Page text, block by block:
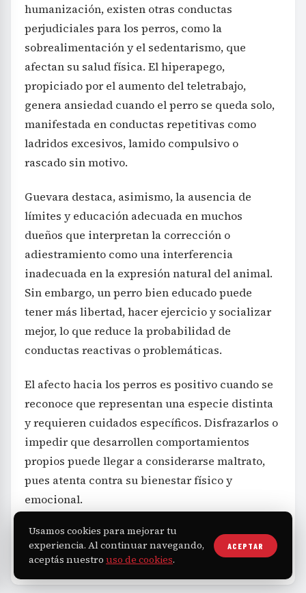
humanización, existen otras conductas
perjudiciales para los perros, como la
sobrealimentación y el sedentarismo, que
afectan su salud física. El hiperapego,
propiciado por el aumento del teletrabajo,
genera ansiedad cuando el perro se queda solo,
manifestada en conductas repetitivas como
ladridos excesivos, lamido compulsivo o
rascado sin motivo.
Guevara destaca, asimismo, la ausencia de
límites y educación adecuada en muchos
dueños que interpretan la corrección o
adiestramiento como una interferencia
inadecuada en la expresión natural del animal.
Sin embargo, un perro bien educado puede
tener más libertad, hacer ejercicio y socializar
mejor, lo que reduce la probabilidad de
conductas reactivas o problemáticas.
El afecto hacia los perros es positivo cuando se
reconoce que representan una especie distinta
y requieren cuidados específicos. Disfrazarlos o
impedir que desarrollen comportamientos
propios puede llegar a considerarse maltrato,
pues atenta contra su bienestar físico y
emocional.
Salud
Usamos cookies para mejorar tu
experiencia. Al continuar navegando,
aceptás nuestro uso de cookies.
ACEPTAR